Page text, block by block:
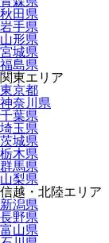
秋田県
岩手県
山形県
宮城県
福島県
関東エリア
東京都
神奈川県
千葉県
埼玉県
茨城県
栃木県
群馬県
山梨県
信越・北陸エリア
新潟県
長野県
富山県